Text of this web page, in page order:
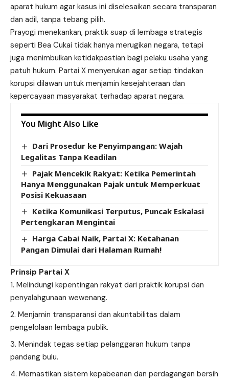
aparat hukum agar kasus ini diselesaikan secara transparan
dan adil, tanpa tebang pilih.
Prayogi menekankan, praktik suap di lembaga strategis
seperti Bea Cukai tidak hanya merugikan negara, tetapi
juga menimbulkan ketidakpastian bagi pelaku usaha yang
patuh hukum. Partai X menyerukan agar setiap tindakan
korupsi dilawan untuk menjamin kesejahteraan dan
kepercayaan masyarakat terhadap aparat negara.
You Might Also Like
Dari Prosedur ke Penyimpangan: Wajah
Legalitas Tanpa Keadilan
Pajak Mencekik Rakyat: Ketika Pemerintah
Hanya Menggunakan Pajak untuk Memperkuat
Posisi Kekuasaan
Ketika Komunikasi Terputus, Puncak Eskalasi
Pertengkaran Mengintai
Harga Cabai Naik, Partai X: Ketahanan
Pangan Dimulai dari Halaman Rumah!
Prinsip Partai X
Melindungi kepentingan rakyat dari praktik korupsi dan
penyalahgunaan wewenang.
Menjamin transparansi dan akuntabilitas dalam
pengelolaan lembaga publik.
Menindak tegas setiap pelanggaran hukum tanpa
pandang bulu.
Memastikan sistem kepabeanan dan perdagangan bersih